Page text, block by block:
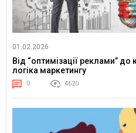
01.02.2026
Від “оптимізації реклами”
логіка маркетингу
0 4620